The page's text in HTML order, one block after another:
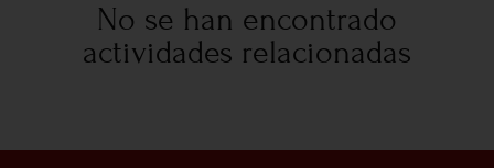
No se han encontrado
actividades relacionadas